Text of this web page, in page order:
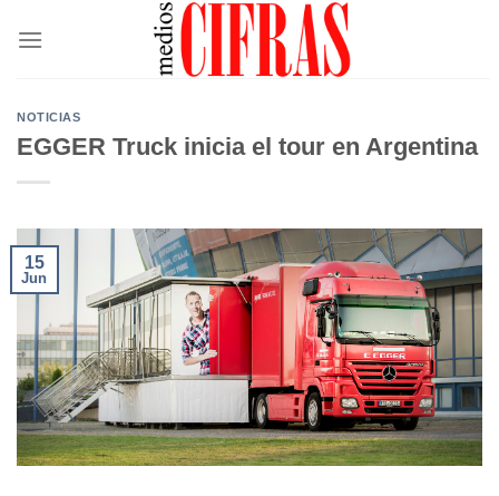
NOTICIAS
EGGER Truck inicia el tour en Argentina
15
Jun